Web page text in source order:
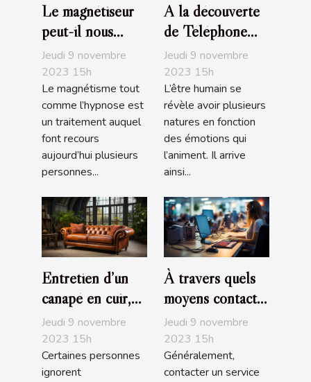
Le magnétiseur
peut-il nous
soigner de nos
maux ?
Jeudi 9 novembre
2023 15h
Le magnétisme tout
comme l’hypnose est
un traitement auquel
font recours
aujourd’hui plusieurs
personnes...
A la découverte
de Téléphone
Rose
Jeudi 9 novembre
2023 15h
L’être humain se
révèle avoir plusieurs
natures en fonction
des émotions qui
l’animent. Il arrive
ainsi...
Entretien d’un
canapé en cuir,
que devez-vous
savoir ?
Jeudi 9 novembre
2023 15h
Certaines personnes
ignorent
À travers quels
moyens contacte-
t-on un service
client ?
Jeudi 9 novembre
2023 15h
Généralement,
contacter un service